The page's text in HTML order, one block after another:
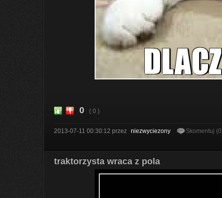
0 ( 0 )
2013-07-11 00:30:12 przez niezwyciezony Skomentuj
traktorzysta wraca z pola